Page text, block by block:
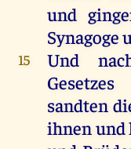
und
Synagoge
15 Und
Gesetzes
sandten
ihnenund